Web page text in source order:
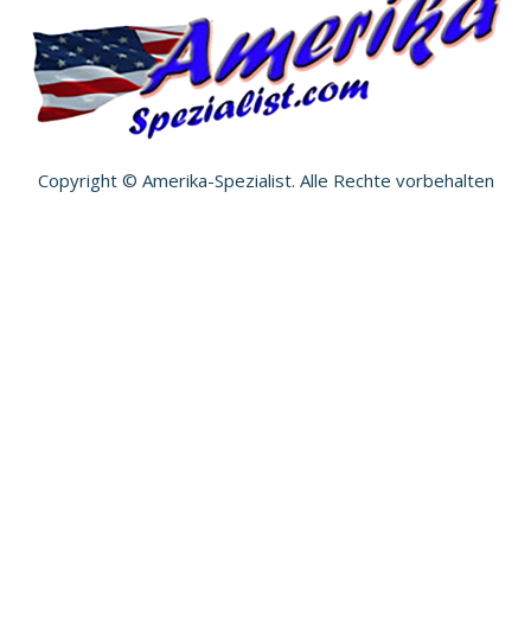
Copyright © Amerika-Spezialist. Alle Rechte vorbehalten